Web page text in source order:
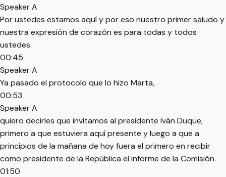
Speaker A
Por ustedes estamos aquí y por eso nuestro primer saludo y
nuestra expresión de corazón es para todas y todos
ustedes.
00:45
Speaker A
Ya pasado el protocolo que lo hizo Marta,
00:53
Speaker A
quiero decirles que invitamos al presidente Iván Duque,
primero a que estuviera aquí presente y luego a que a
principios de la mañana de hoy fuera el primero en recibir
como presidente de la República el informe de la Comisión.
01:50